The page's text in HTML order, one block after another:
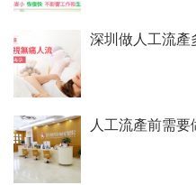
深圳做人工流產
人工流產前需要